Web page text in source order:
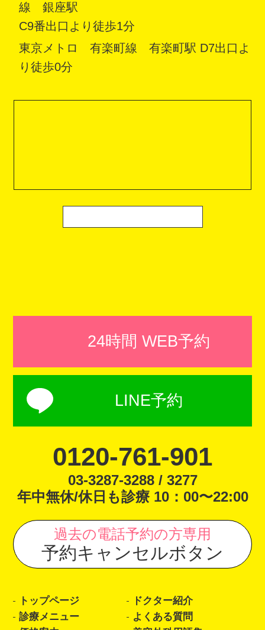
線 銀座駅
C9番出口より徒歩1分
東京メトロ 有楽町線 有楽町駅 D7出口よ
り徒歩0分
24時間 WEB予約
LINE予約
0120-761-901
03-3287-3288 / 3277
年中無休/休日も診療 10：00〜22:00
過去の電話予約の方専用
予約キャンセルボタン
トップページ
ドクター紹介
診療メニュー
よくある質問